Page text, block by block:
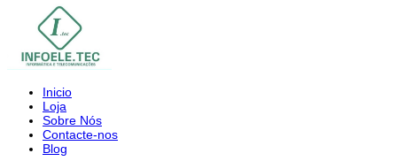
Inicio
Loja
Sobre Nós
Contacte-nos
Blog